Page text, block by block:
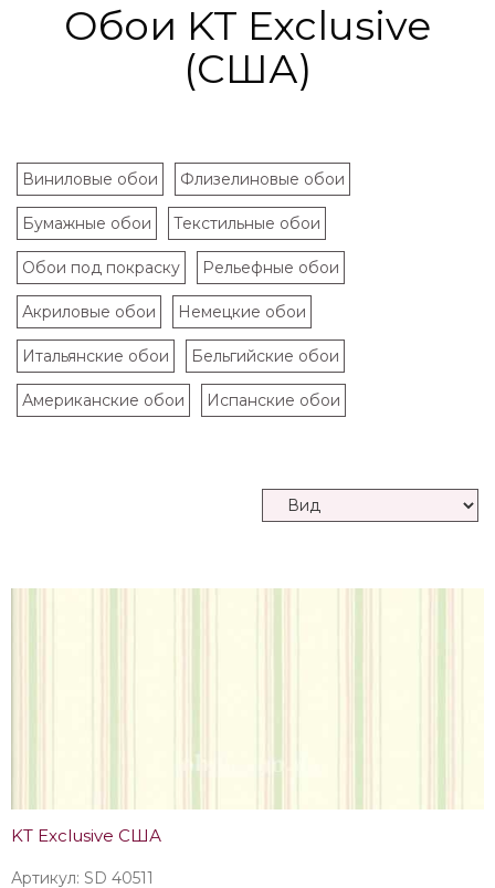
Обои KT Exclusive
(США)
Виниловые обои Флизелиновые обои
Бумажные обои Текстильные обои
Обои под покраску Рельефные обои
Акриловые обои Немецкие обои
Итальянские обои Бельгийские обои
Американские обои Испанские обои
KT Exclusive США
Артикул: SD 40511